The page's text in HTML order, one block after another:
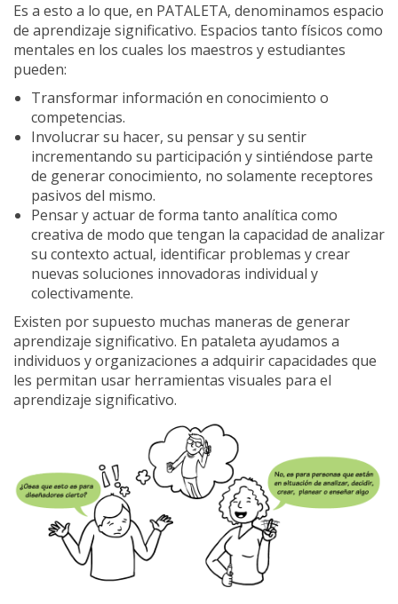
Es a esto a lo que, en PATALETA, denominamos espacio
de aprendizaje significativo. Espacios tanto físicos como
mentales en los cuales los maestros y estudiantes
pueden:
Transformar información en conocimiento o
competencias.
Involucrar su hacer, su pensar y su sentir
incrementando su participación y sintiéndose parte
de generar conocimiento, no solamente receptores
pasivos del mismo.
Pensar y actuar de forma tanto analítica como
creativa de modo que tengan la capacidad de analizar
su contexto actual, identificar problemas y crear
nuevas soluciones innovadoras individual y
colectivamente.
Existen por supuesto muchas maneras de generar
aprendizaje significativo. En pataleta ayudamos a
individuos y organizaciones a adquirir capacidades que
les permitan usar herramientas visuales para el
aprendizaje significativo.